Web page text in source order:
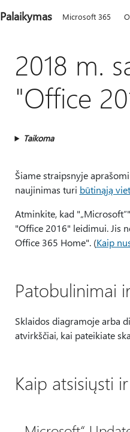
Palaikymas Microsoft 365
2018 m.
"Office
Taikoma
Šiame straipsnyje
naujinimas turi būtinąją
Atminkite, kad
"Office 2016" leidimui. Jis
Office 365 Home". (Kaip
Patobulinimai
Sklaidos diagramoje arba
atvirkščiai, kai pateikiate
Kaip atsisiųsti